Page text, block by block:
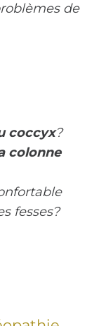
de
coccyx?
colonne
fesses?